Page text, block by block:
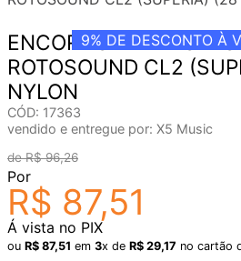
9% DE DESCONTO À
ENCORDOAMENTO
ROTOSOUND CL2
NYLON
CÓD: 17363
vendido e entregue por: X5 Music
R$ 96,26
Por
R$ 87,51
Á vista no PIX
ou R$ 87,51 em 3x de R$ 29,17 no cartão